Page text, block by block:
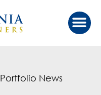
Portfolio News